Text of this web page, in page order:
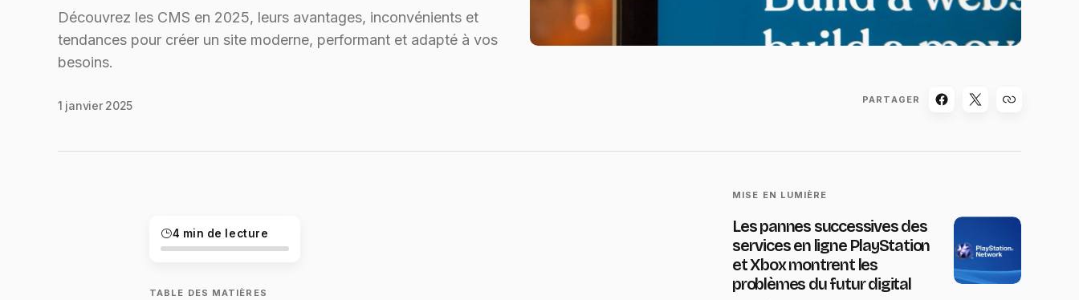
Découvrez les CMS en 2025, leurs avantages, inconvénients et
tendances pour créer un site moderne, performant et adapté à vos
besoins.
1 janvier 2025 PARTAGER
4 min de lecture
TABLE DES MATIÈRES
MISE EN LUMIÈRE
Les pannes successives des
services en ligne PlayStation
et Xbox montrent les
problèmes du futur digital